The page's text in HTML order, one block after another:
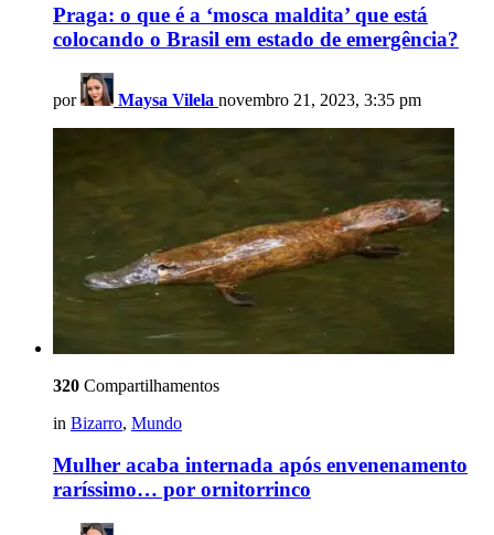
Praga: o que é a ‘mosca maldita’ que está
colocando o Brasil em estado de emergência?
por Maysa Vilela novembro 21, 2023, 3:35 pm
320 Compartilhamentos
in Bizarro, Mundo
Mulher acaba internada após envenenamento
raríssimo… por ornitorrinco